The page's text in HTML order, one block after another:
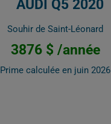
AUDI Q5 2020
Souhir de Saint-Léonard
3876 $ /année
Prime calculée en juin 2026